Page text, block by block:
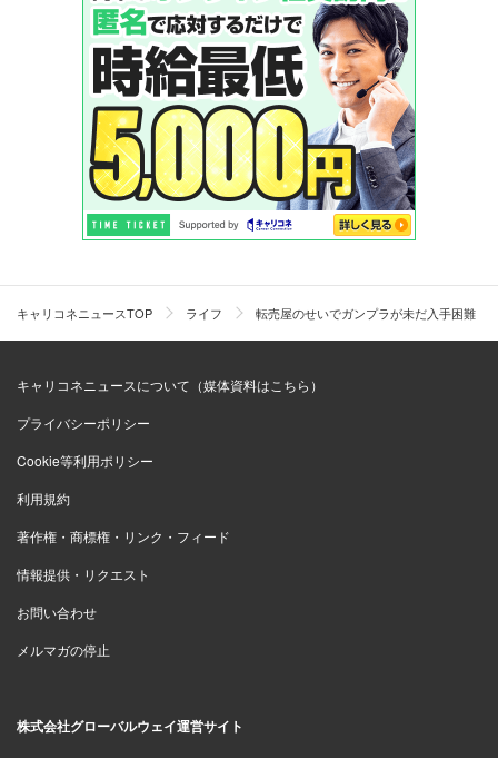
キャリコネニュースTOP ライフ 転売屋のせいでガンプラが未だ入手困難
キャリコネニュースについて（媒体資料はこちら）
プライバシーポリシー
Cookie等利用ポリシー
利用規約
著作権・商標権・リンク・フィード
情報提供・リクエスト
お問い合わせ
メルマガの停止
株式会社グローバルウェイ運営サイト